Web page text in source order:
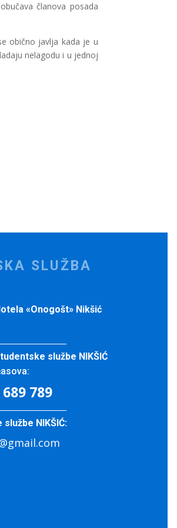
članova posada
obično javlja kada je u
nelagodu i u jednoj
SLUŽBA
«Onogošt» Nikšić
službe NIKŠIĆ
789
NIKŠIĆ: